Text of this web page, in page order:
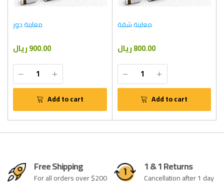
معاينة دور
900.00 ريال
Add to cart
معاينة شقة
800.00 ريال
Add to cart
Free Shipping
For all orders over $200
1 & 1 Returns
Cancellation after 1 day